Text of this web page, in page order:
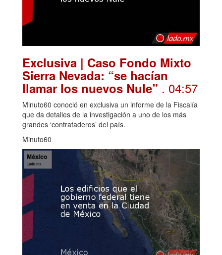
Exclusiva | Caso Fondo Mixto
Sierra Nevada: “se hacían
llamar los nuevos Nule” . 04:57
Minuto60 conoció en exclusiva un informe de la Fiscalía
que da detalles de la investigación a uno de los más
grandes ‘contrataderos’ del país.
Minuto60